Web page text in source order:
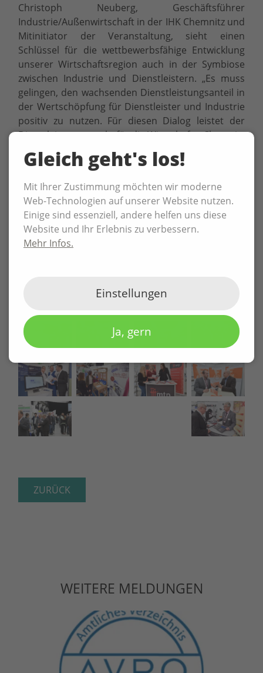
Christoph Neuberg, Geschäftsführer
Industrie/Außenwirtschaft in der IHK Chemnitz und
Mitinitiator der Veranstaltung, sieht einen
Schlüssel für die wettbewerbsfähige Entwicklung
unserer Wirtschaftsregion auch in der Symbiose
zwischen Industrie und Dienstleistern. „Es muss
gelingen, den wachsenden Dienstleistungsanteil in
der Wertschöpfung für Dienstleister und Industrie
positiv zu nutzen. Für diesen Dialog leistet der
Dienstleistungsmarkt für die Wirtschaft – Chemnitz
2020 einen wichtigen Beitrag.“, meint Neuberg.
ZURÜCK
WEITERE MELDUNGEN
Gleich geht's los!
Mit Ihrer Zustimmung möchten wir moderne
Web-Technologien auf unserer Website nutzen.
Einige sind essenziell, andere helfen uns diese
Website und Ihr Erlebnis zu verbessern.
Mehr Infos.
Einstellungen
Ja, gern